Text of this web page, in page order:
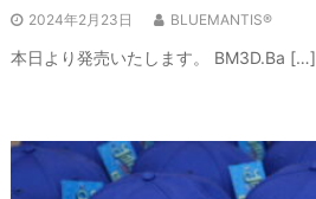
2024年2月23日 BLUEMANTIS®
本日より発売いたします。 BM3D.Ba […]